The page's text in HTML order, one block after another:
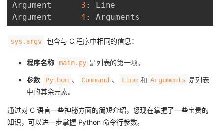
Argument 3 : Line
Argument 4
sys.argv 包含与 C 程序中相同的信息：
程序名称 main.py 是列表的第一项。
参数 Python 、 Command 、 Line 和 Arguments 是列表
中的其余元素。
通过对 C 语言一些神秘方面的简短介绍，您现在掌握了一些宝贵的
知识，可以进一步掌握 Python 命令行参数。